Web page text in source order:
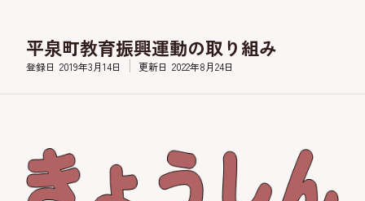
平泉町教育振興運動の取り組み
登録日 2019年3月14日 更新日 2022年8月24日